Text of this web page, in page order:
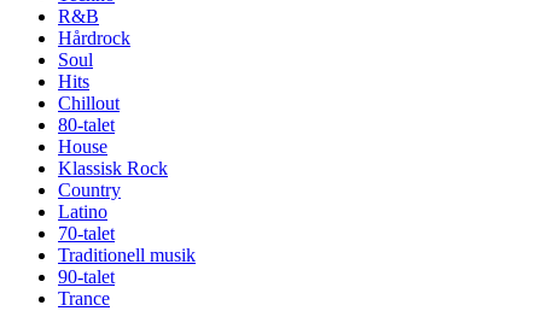
R&B
Hårdrock
Soul
Hits
Chillout
80-talet
House
Klassisk Rock
Country
Latino
70-talet
Traditionell musik
90-talet
Trance